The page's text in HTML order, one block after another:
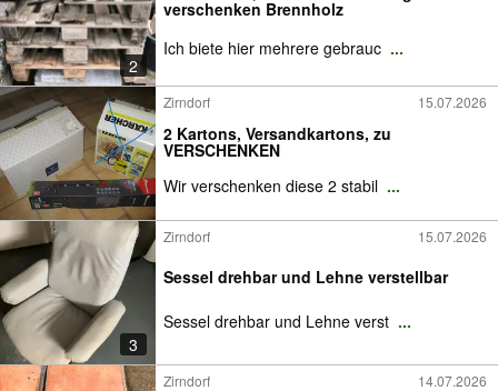
2
verschenken Brennholz
Ich biete hier mehrere gebrauc ...
Zirndorf 15.07.2026
2 Kartons, Versandkartons, zu
VERSCHENKEN
Wir verschenken diese 2 stabil ...
3
Zirndorf 15.07.2026
Sessel drehbar und Lehne verstellbar
Sessel drehbar und Lehne verst ...
Zirndorf 14.07.2026